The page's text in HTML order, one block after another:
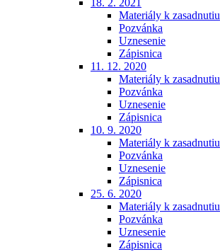
18. 2. 2021
Materiály k zasadnutiu
Pozvánka
Uznesenie
Zápisnica
11. 12. 2020
Materiály k zasadnutiu
Pozvánka
Uznesenie
Zápisnica
10. 9. 2020
Materiály k zasadnutiu
Pozvánka
Uznesenie
Zápisnica
25. 6. 2020
Materiály k zasadnutiu
Pozvánka
Uznesenie
Zápisnica